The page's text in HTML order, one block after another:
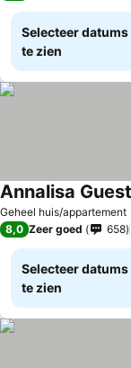
Selecteer
te zien
Geheel huis/appartement
Annalisa
8,0 Zeer goed 658
Selecteer
te zien